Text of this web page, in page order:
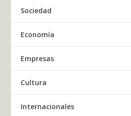
Sociedad
Economía
Empresas
Cultura
Internacionales